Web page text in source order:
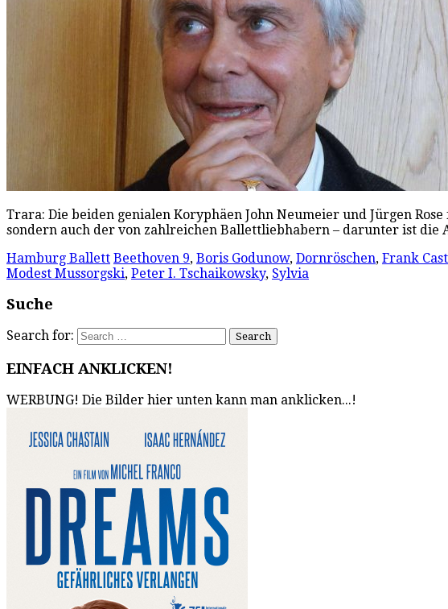
Trara: Die beiden genialen Koryphäen John Neumeier und Jürgen
sondern auch der von zahlreichen Ballettliebhabern – darunter ist
Hamburg Ballett Beethoven 9, Boris Godunow, Dornröschen, Frank
Modest Mussorgski, Peter I. Tschaikowsky, Sylvia
Suche
Search for:
EINFACH ANKLICKEN!
WERBUNG! Die Bilder hier unten kann man anklicken...!